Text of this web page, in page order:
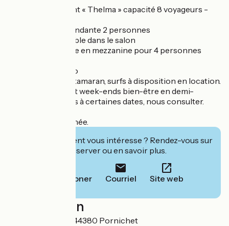
2ème appartement « Thelma » capacité 8 voyageurs -
1 chambre indépendante 2 personnes
1 canapé convertible dans le salon
1 chambre familiale en mezzanine pour 4 personnes
Label Accueil Vélo
Vélos, paddles, catamaran, surfs à disposition en location.
Séjours sportifs et week-ends bien-être en demi-
pension organisés à certaines dates, nous consulter.
Accueil toute l'année.
Cet établissement vous intéresse ? Rendez-vous sur
leur site pour réserver ou en savoir plus.
Téléphoner Courriel Site web
Localisation
30 avenue Collet 44380 Pornichet